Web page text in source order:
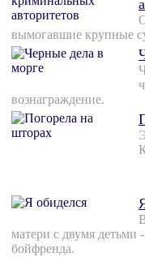
вымогавшие крупные
вознаграждение.
матери с двумя детьми
бойфренда.